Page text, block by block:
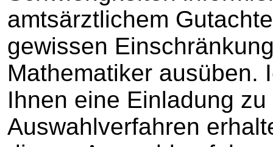
amtsärztlichem
gewissen
Mathematiker ausüben.
Ihnen eine Einladung
Auswahlverfahren